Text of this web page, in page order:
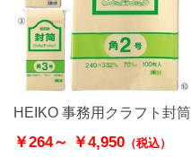
HEIKO 事務用クラフト封筒
￥264～ ￥4,950 （税込）